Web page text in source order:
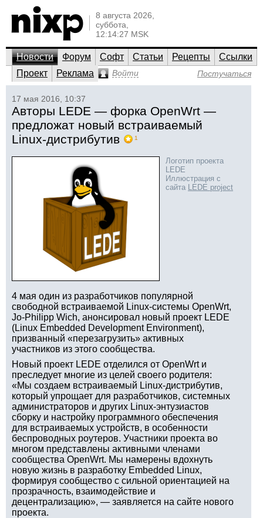
8 августа 2026,
суббота,
12:14:27 MSK
Новости Форум Софт Статьи Рецепты
Ссылки
Проект
Реклама Войти Постучаться
17 мая 2016, 10:37
Авторы LEDE — форка OpenWrt —
предложат новый встраиваемый
Linux-дистрибутив
1
Логотип проекта
LEDE
Иллюстрация с
сайта LEDE project
4 мая один из разработчиков популярной
свободной встраиваемой Linux-системы OpenWrt,
Jo-Philipp Wich, анонсировал новый проект LEDE
(Linux Embedded Development Environment),
призванный «перезагрузить» активных
участников из этого сообщества.
Новый проект LEDE отделился от OpenWrt и
преследует многие из целей своего родителя:
«Мы создаем встраиваемый Linux-дистрибутив,
который упрощает для разработчиков, системных
администраторов и других Linux-энтузиастов
сборку и настройку программного обеспечения
для встраиваемых устройств, в особенности
беспроводных роутеров. Участники проекта во
многом представлены активными членами
сообщества OpenWrt. Мы намерены вдохнуть
новую жизнь в разработку Embedded Linux,
формируя сообщество с сильной ориентацией на
прозрачность, взаимодействие и
децентрализацию», — заявляется на сайте нового
проекта.